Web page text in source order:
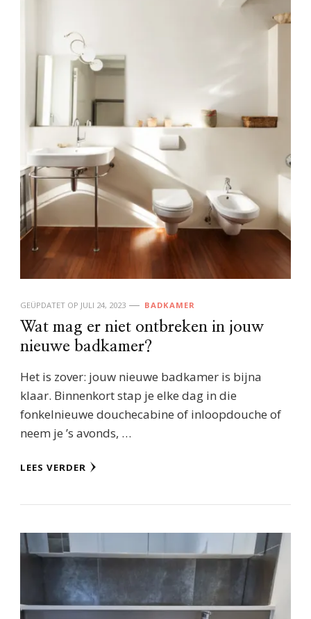
GEÜPDATET OP JULI 24, 2023 BADKAMER
Wat mag er niet ontbreken in jouw
nieuwe badkamer?
Het is zover: jouw nieuwe badkamer is bijna
klaar. Binnenkort stap je elke dag in die
fonkelnieuwe douchecabine of inloopdouche of
neem je ’s avonds, …
LEES VERDER